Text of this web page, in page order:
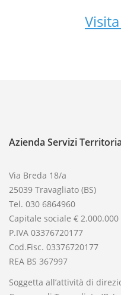
Azienda Servizi
Via Breda 18/a
25039 Travagliato (BS)
Tel. 030 6864960
Capitale sociale € 2.000.000
P.IVA 03376720177
Cod.Fisc. 03376720177
REA BS 367997
Soggetta all’attività di